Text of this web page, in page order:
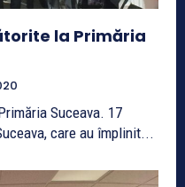
la Primăria
Suceava. 17
Suceava, care au împlinit...